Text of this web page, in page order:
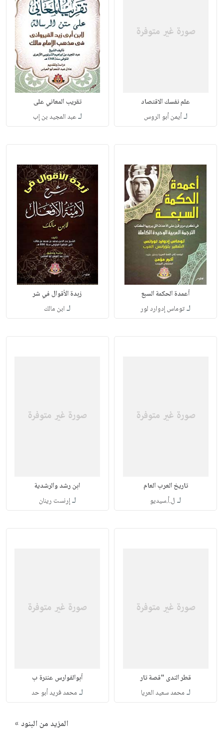
علم نفسك الاقتصاد
لـأيمن أبو الروس
تقريب المعاني على
لـعبد المجيد بن إب
أعمدة الحكمة السبع
لـتوماس إدوارد لور
زبدة الأقوال في شر
لـ ابن مالك
تاريخ العرب العام
لـ ل.أ.سيديو
ابن رشد والرشدية
لـإرنست رينان
قطر الندى "قصة تار
لـ محمد سعيد العريا
أبوالفوارس عنترة ب
لـ محمد فريد أبو حد
المزيد من البنود »